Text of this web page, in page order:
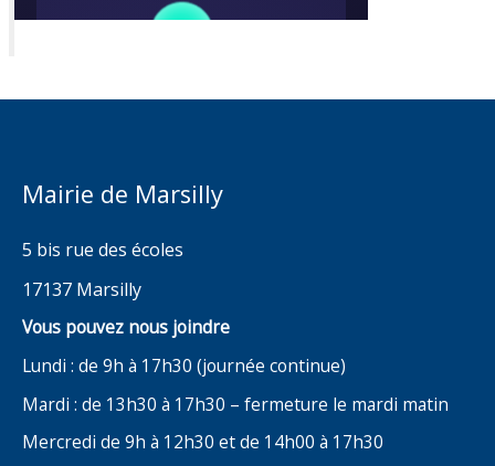
Mairie de Marsilly
5 bis rue des écoles
17137 Marsilly
Vous pouvez nous joindre
Lundi : de 9h à 17h30 (journée continue)
Mardi : de 13h30 à 17h30 – fermeture le mardi matin
Mercredi de 9h à 12h30 et de 14h00 à 17h30